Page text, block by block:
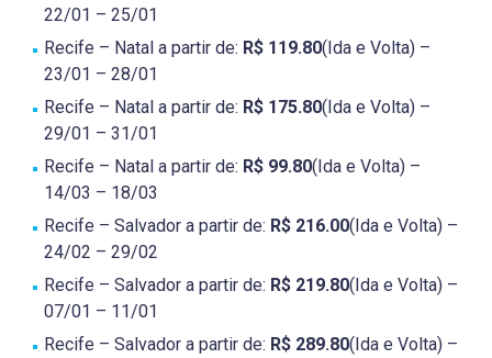
22/01 – 25/01
Recife – Natal a partir de: R$ 119.80(Ida e Volta) –
23/01 – 28/01
Recife – Natal a partir de: R$ 175.80(Ida e Volta) –
29/01 – 31/01
Recife – Natal a partir de: R$ 99.80(Ida e Volta) –
14/03 – 18/03
Recife – Salvador a partir de: R$ 216.00(Ida e Volta) –
24/02 – 29/02
Recife – Salvador a partir de: R$ 219.80(Ida e Volta) –
07/01 – 11/01
Recife – Salvador a partir de: R$ 289.80(Ida e Volta) –